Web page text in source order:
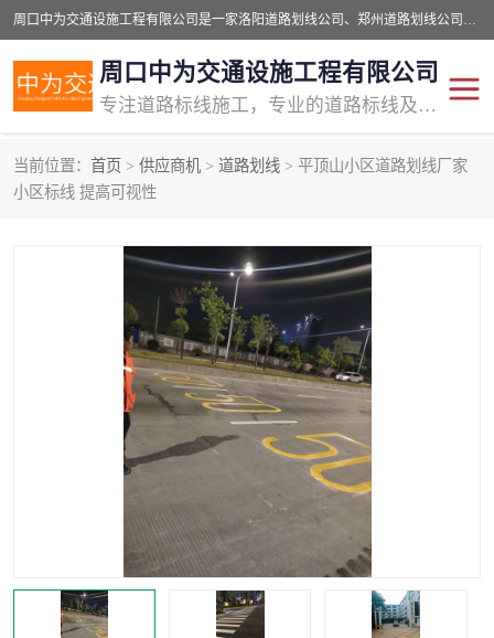
周口中为交通设施工程有限公司是一家洛阳道路划线公司、郑州道路划线公司、平顶山道路车位划线公司、开封车位划线公司、许昌道路车位划线公司、漯河道路车位划线公司，公司始终坚持“诚信、匠心、专注”的宗旨；我们的经营理念是：的服务。
周口中为交通设施工程有限公司
专注道路标线施工，专业的道路标线及交通设施施工服务商!
当前位置： 首页 > 供应商机 > 道路划线 > 平顶山小区道路划线厂家
小区标线 提高可视性
交通道路标线
道路标线划线 马路标线
道路划线